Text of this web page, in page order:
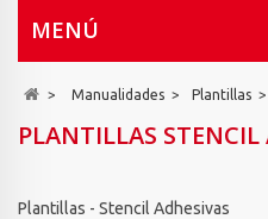
MENÚ
> Manualidades > Plantillas >
PLANTILLAS STENCIL
Plantillas - Stencil Adhesivas